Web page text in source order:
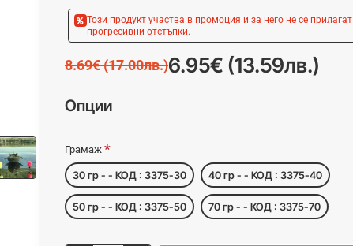
Този продукт участва в промоция и за него не се прилагат
прогресивни отстъпки.
6.95€ (13.59лв.)
8.69€ (17.00лв.)
Опции
Грамаж
30 гр - - КОД : 3375-30 40 гр - - КОД : 3375-40
50 гр - - КОД : 3375-50 70 гр - - КОД : 3375-70